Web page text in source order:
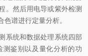
。然后用电导或紫外检测
谱进行定量分析。
系统和数据处理系统四部
鉴别以及量化分析的功